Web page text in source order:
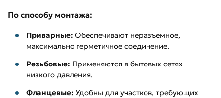
По способу монтажа:
Приварные: Обеспечивают неразъемное,
максимально герметичное соединение.
Резьбовые: Применяются в бытовых сетях
низкого давления.
Фланцевые: Удобны для участков, требующих